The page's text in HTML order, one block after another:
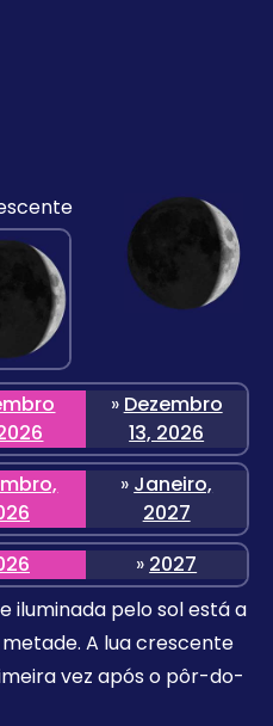
» Dezembro
13, 2026
» Janeiro,
2027
» 2027
iluminada pelo sol está a
A lua crescente
vez após o pôr-do-